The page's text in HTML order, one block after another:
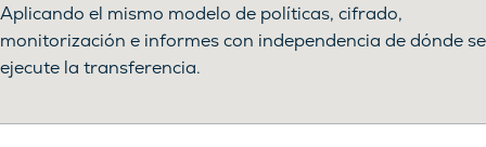
Aplicando el mismo modelo de políticas, cifrado,
monitorización e informes con independencia de dónde se
ejecute la transferencia.